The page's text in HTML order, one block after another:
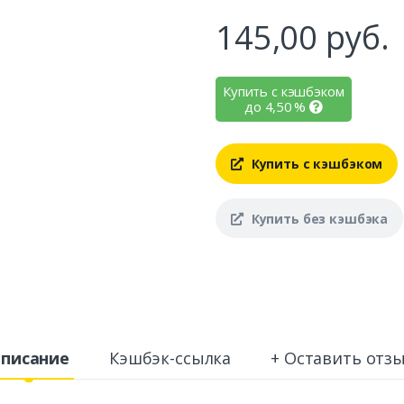
145,00 руб.
Купить с кэшбэком
до 4,50%
Купить с кэшбэком
Купить без кэшбэка
Кэшбэк-ссылка + Оставить